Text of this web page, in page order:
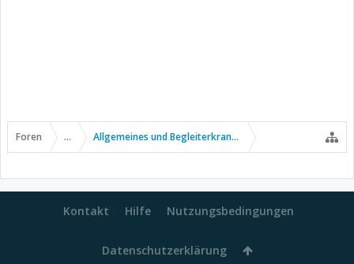
Foren ... Allgemeines und Begleiterkrankungen
Kontakt Hilfe Nutzungsbedingungen
Datenschutzerklärung